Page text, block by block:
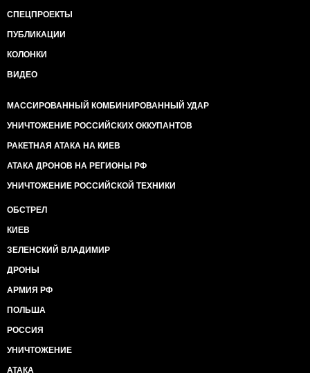
СПЕЦПРОЕКТЫ
ПУБЛИКАЦИИ
КОЛОНКИ
ВИДЕО
МАССИРОВАННЫЙ КОМБИНИРОВАННЫЙ УДАР
УНИЧТОЖЕНИЕ РОССИЙСКИХ ОККУПАНТОВ
РАКЕТНАЯ АТАКА НА КИЕВ
АТАКА ДРОНОВ НА РЕГИОНЫ РФ
УНИЧТОЖЕНИЕ РОССИЙСКОЙ ТЕХНИКИ
ОБСТРЕЛ
КИЕВ
ЗЕЛЕНСКИЙ ВЛАДИМИР
ДРОНЫ
АРМИЯ РФ
ПОЛЬША
РОССИЯ
УНИЧТОЖЕНИЕ
АТАКА